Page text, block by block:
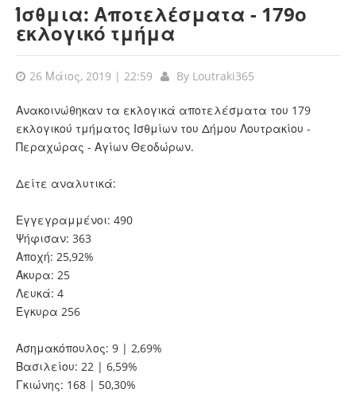
Ίσθμια: Αποτελέσματα - 179ο
εκλογικό τμήμα
26 Μάιος, 2019 | 22:59 By Loutraki365
Ανακοινώθηκαν τα εκλογικά αποτελέσματα του 179
εκλογικού τμήματος Ισθμίων του Δήμου Λουτρακίου -
Περαχώρας - Αγίων Θεοδώρων.
Δείτε αναλυτικά:
Εγγεγραμμένοι: 490
Ψήφισαν: 363
Αποχή: 25,92%
Άκυρα: 25
Λευκά: 4
Έγκυρα 256
Ασημακόπουλος: 9 | 2,69%
Βασιλείου: 22 | 6,59%
Γκιώνης: 168 | 50,30%